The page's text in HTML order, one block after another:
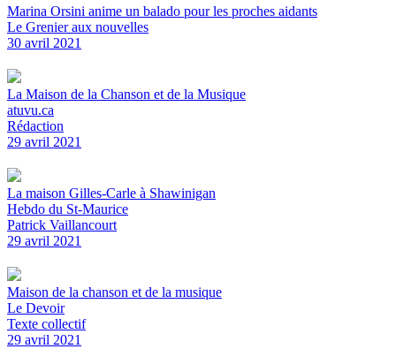
Marina Orsini anime un balado pour les proches aidants
Le Grenier aux nouvelles
30 avril 2021
La Maison de la Chanson et de la Musique
atuvu.ca
Rédaction
29 avril 2021
La maison Gilles-Carle à Shawinigan
Hebdo du St-Maurice
Patrick Vaillancourt
29 avril 2021
Maison de la chanson et de la musique
Le Devoir
Texte collectif
29 avril 2021